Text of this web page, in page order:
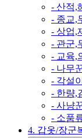
- 산적,
- 종교,
- 상업,
- 관군,
- 교육,
- 나무
- 각설
- 한량,
- 사냥
- 소품
4. 갑옷/장군